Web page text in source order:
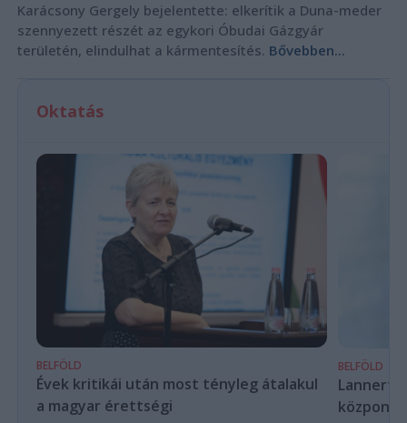
Karácsony Gergely bejelentette: elkerítik a Duna-meder
szennyezett részét az egykori Óbudai Gázgyár
területén, elindulhat a kármentesítés. Bővebben...
Oktatás
BELFÖLD
Évek kritikái után most tényleg átalakul
a magyar érettségi
BELFÖLD
Lannert